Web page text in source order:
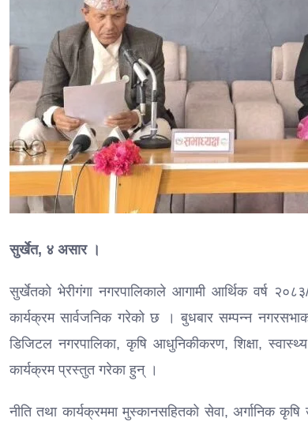
सुर्खेत, ४ असार ।
सुर्खेतको भेरीगंगा नगरपालिकाले आगामी आर्थिक वर्ष
कार्यक्रम सार्वजनिक गरेको छ । बुधबार सम्पन्न
डिजिटल नगरपालिका, कृषि आधुनिकीकरण, शिक्षा, स्वास्थ्य,
कार्यक्रम प्रस्तुत गरेका हुन् ।
नीति तथा कार्यक्रममा मुस्कानसहितको सेवा, अर्गानिक